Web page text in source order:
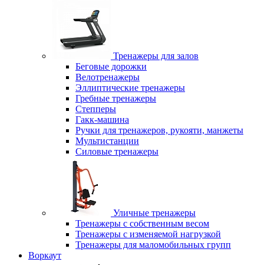
Тренажеры для залов
Беговые дорожки
Велотренажеры
Эллиптические тренажеры
Гребные тренажеры
Степперы
Гакк-машина
Ручки для тренажеров, рукояти, манжеты
Мультистанции
Силовые тренажеры
Уличные тренажеры
Тренажеры с собственным весом
Тренажеры с изменяемой нагрузкой
Тренажеры для маломобильных групп
Воркаут